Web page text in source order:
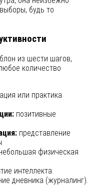
будь то
из шести шагов,
количество
или практика
позитивные
представление
физическая
интеллекта.
дневника (журналинг).